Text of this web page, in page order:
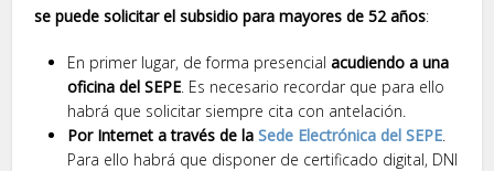
se puede solicitar el subsidio para mayores de 52 años:
En primer lugar, de forma presencial acudiendo a una
oficina del SEPE. Es necesario recordar que para ello
habrá que solicitar siempre cita con antelación.
Por Internet a través de laSede Electrónica del SEPE.
Para ello habrá que disponer de certificado digital, DNI